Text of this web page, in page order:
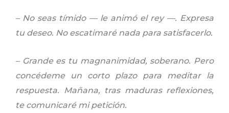
– No seas tímido — le animó el rey —. Expresa
tu deseo. No escatimaré nada para satisfacerlo.
– Grande es tu magnanimidad, soberano. Pero
concédeme un corto plazo para meditar la
respuesta. Mañana, tras maduras reflexiones,
te comunicaré mi petición.